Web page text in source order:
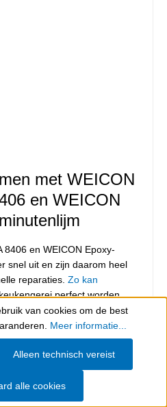
met WEICON
en WEICON
8406 en WEICON Epoxy-
snel uit en zijn daarom heel
reparaties. Zo kan
perfect worden
in deze kaasschaaf werden
met lage viscositeit,
werd. Voor de fixatie van
de kleverige, zelfnivellerende
minutenlijm ingezet.
van cookies om de best
Meer informatie...
Alleen technisch vereist
alle cookies